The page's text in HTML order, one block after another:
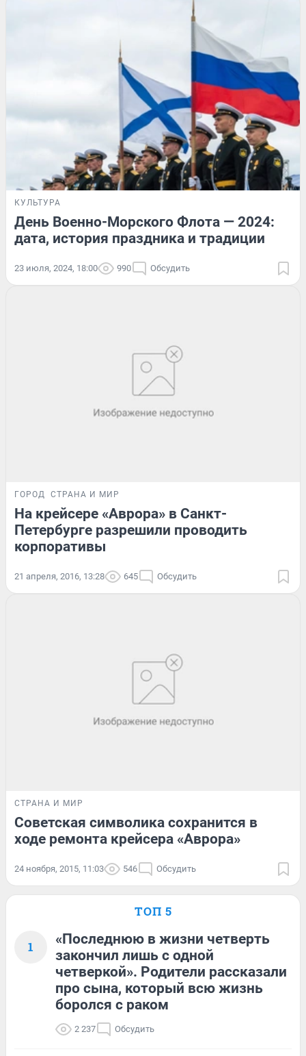
КУЛЬТУРА
День Военно-Морского Флота — 2024:
дата, история праздника и традиции
23 июля, 2024, 18:00 990 Обсудить
ГОРОД СТРАНА И МИР
На крейсере «Аврора» в Санкт-
Петербурге разрешили проводить
корпоративы
21 апреля, 2016, 13:28 645 Обсудить
СТРАНА И МИР
Советская символика сохранится в
ходе ремонта крейсера «Аврора»
24 ноября, 2015, 11:03 546 Обсудить
ТОП 5
1
«Последнюю в жизни четверть
закончил лишь с одной
четверкой». Родители рассказали
про сына, который всю жизнь
боролся с раком
2 237 Обсудить